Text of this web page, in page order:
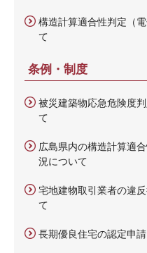
構造計算適合性判定（
て
条例・制度
被災建築物応急危険度
て
広島県内の構造計算適
況について
宅地建物取引業者の違
て
長期優良住宅の認定申